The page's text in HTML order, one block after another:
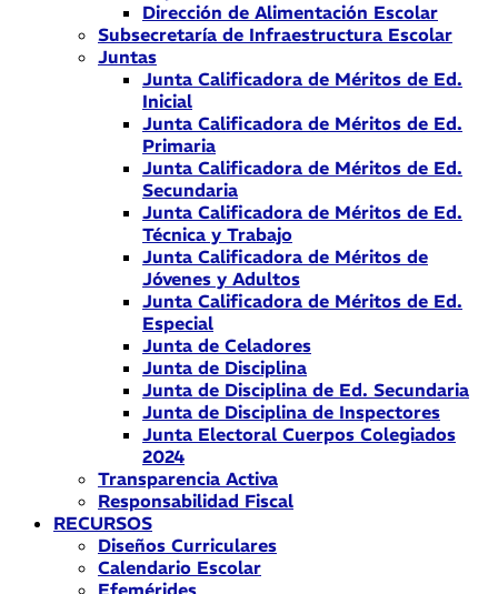
Dirección de Alimentación Escolar
Subsecretaría de Infraestructura Escolar
Juntas
Junta Calificadora de Méritos de Ed.
Inicial
Junta Calificadora de Méritos de Ed.
Primaria
Junta Calificadora de Méritos de Ed.
Secundaria
Junta Calificadora de Méritos de Ed.
Técnica y Trabajo
Junta Calificadora de Méritos de
Jóvenes y Adultos
Junta Calificadora de Méritos de Ed.
Especial
Junta de Celadores
Junta de Disciplina
Junta de Disciplina de Ed. Secundaria
Junta de Disciplina de Inspectores
Junta Electoral Cuerpos Colegiados
2024
Transparencia Activa
Responsabilidad Fiscal
RECURSOS
Diseños Curriculares
Calendario Escolar
Efemérides